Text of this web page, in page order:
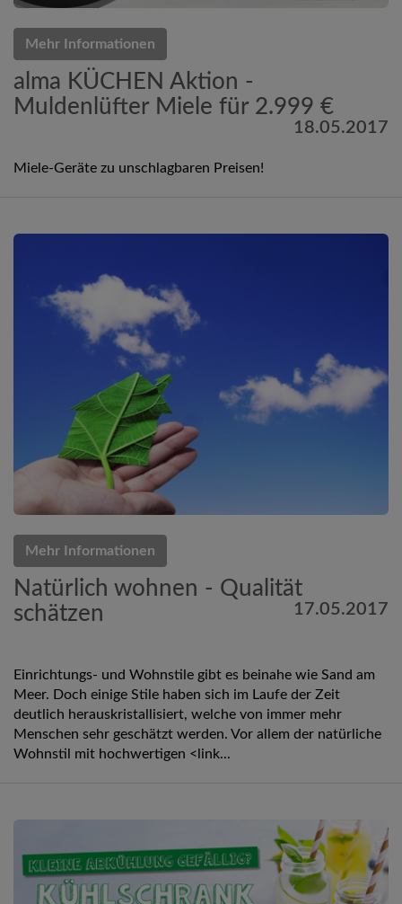
Mehr Informationen
alma KÜCHEN Aktion -
Muldenlüfter Miele für 2.999 €
18.05.2017
Miele-Geräte zu unschlagbaren Preisen!
Mehr Informationen
Natürlich wohnen - Qualität
schätzen
17.05.2017
Einrichtungs- und Wohnstile gibt es beinahe wie Sand am
Meer. Doch einige Stile haben sich im Laufe der Zeit
deutlich herauskristallisiert, welche von immer mehr
Menschen sehr geschätzt werden. Vor allem der natürliche
Wohnstil mit hochwertigen <link...